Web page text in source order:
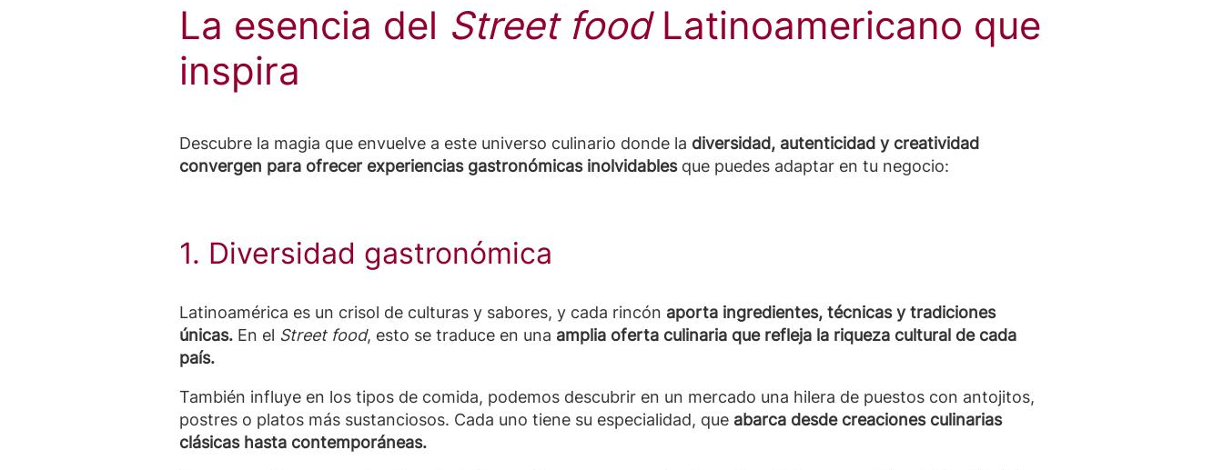
La esencia del Street foodLatinoamericano que
inspira
Descubre la magia que envuelve a este universo culinario donde la diversidad, autenticidad y creatividad
convergen para ofrecer experiencias gastronómicas inolvidables que puedes adaptar en tu negocio:
1. Diversidad gastronómica
Latinoamérica es un crisol de culturas y sabores, y cada rincón aporta ingredientes, técnicas y tradiciones
únicas. En el Street food, esto se traduce en una amplia oferta culinaria que refleja la riqueza cultural de cada
país.
También influye en los tipos de comida, podemos descubrir en un mercado una hilera de puestos con antojitos,
postres o platos más sustanciosos. Cada uno tiene su especialidad, que abarca desde creaciones culinarias
clásicas hasta contemporáneas.